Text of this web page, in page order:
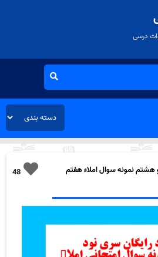
درسی
48
هشتم نمونه سوال املاء هفتم